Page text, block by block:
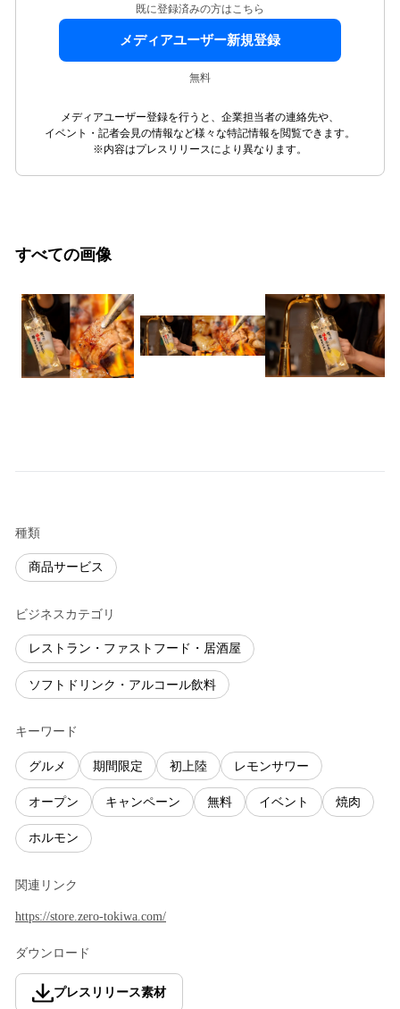
既に登録済みの方はこちら
メディアユーザー新規登録
無料
メディアユーザー登録を行うと、企業担当者の連絡先や、
イベント・記者会見の情報など様々な特記情報を閲覧できます。
※内容はプレスリリースにより異なります。
すべての画像
種類
商品サービス
ビジネスカテゴリ
レストラン・ファストフード・居酒屋
ソフトドリンク・アルコール飲料
キーワード
グルメ 期間限定 初上陸 レモンサワー
オープン キャンペーン 無料 イベント 焼肉
ホルモン
関連リンク
https://store.zero-tokiwa.com/
ダウンロード
プレスリリース素材